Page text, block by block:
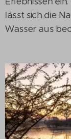
lässt sich die
Wasser aus